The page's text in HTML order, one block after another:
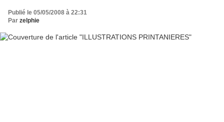
Publié le 05/05/2008 à 22:31
Par zelphie